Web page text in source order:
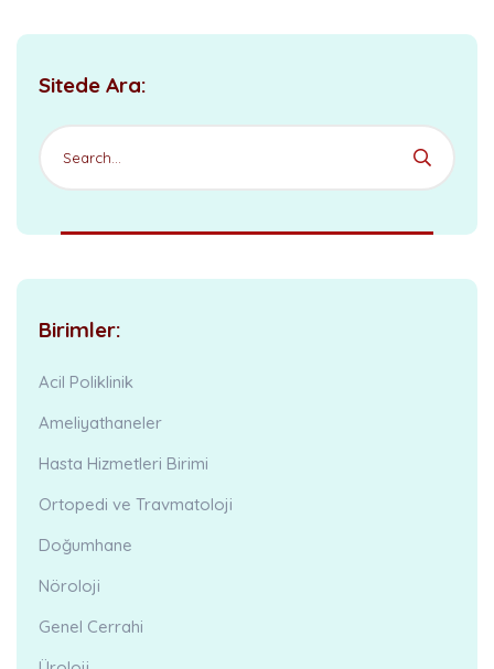
Sitede Ara:
Birimler:
Acil Poliklinik
Ameliyathaneler
Hasta Hizmetleri Birimi
Ortopedi ve Travmatoloji
Doğumhane
Nöroloji
Genel Cerrahi